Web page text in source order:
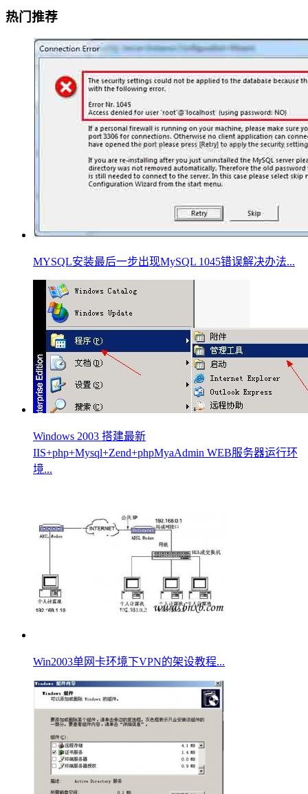
热门推荐
MYSQL安装最后一步出现MySQL 1045错误解决办法...
Windows 2003 搭建最新
IIS+php+Mysql+Zend+phpMyaAdmin WEB服务器运行环
境...
Win2003单网卡环境下VPN的架设教程...